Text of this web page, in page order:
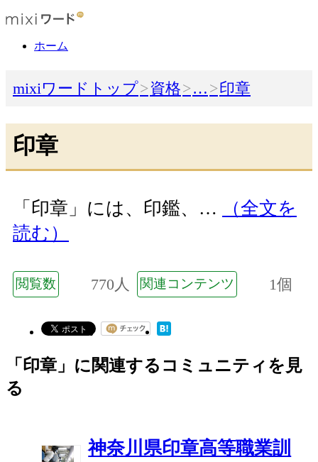
ホーム
mixiワードトップ 資格 … 印章
印章
「印章」には、印鑑、…
（全文を
読む）
閲覧数 770人 関連コンテンツ 1個
「印章」に関連するコミュニティを見
る
神奈川県印章高等職業訓